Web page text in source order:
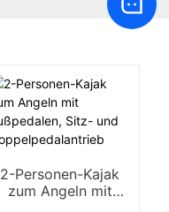
2-Personen-Kajak
zum Angeln mit